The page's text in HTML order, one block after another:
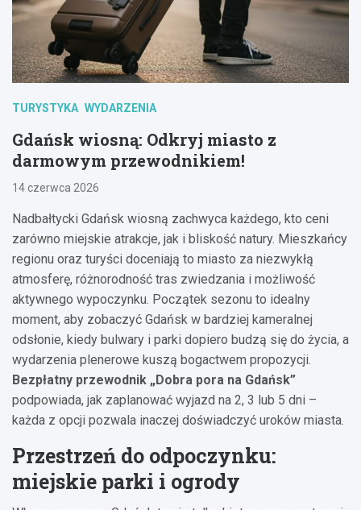
TURYSTYKA WYDARZENIA
Gdańsk wiosną: Odkryj miasto z
darmowym przewodnikiem!
14 czerwca 2026
Nadbałtycki Gdańsk wiosną zachwyca każdego, kto ceni
zarówno miejskie atrakcje, jak i bliskość natury. Mieszkańcy
regionu oraz turyści doceniają to miasto za niezwykłą
atmosferę, różnorodność tras zwiedzania i możliwość
aktywnego wypoczynku. Początek sezonu to idealny
moment, aby zobaczyć Gdańsk w bardziej kameralnej
odsłonie, kiedy bulwary i parki dopiero budzą się do życia, a
wydarzenia plenerowe kuszą bogactwem propozycji.
Bezpłatny przewodnik „Dobra pora na Gdańsk”
podpowiada, jak zaplanować wyjazd na 2, 3 lub 5 dni –
każda z opcji pozwala inaczej doświadczyć uroków miasta.
Przestrzeń do odpoczynku:
miejskie parki i ogrody